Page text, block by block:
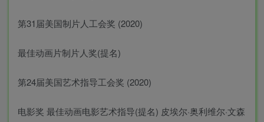
第31届美国制片人工会奖 (2020)
最佳动画片制片人奖(提名)
第24届美国艺术指导工会奖 (2020)
电影奖 最佳动画电影艺术指导(提名) 皮埃尔·奥利维尔·文森